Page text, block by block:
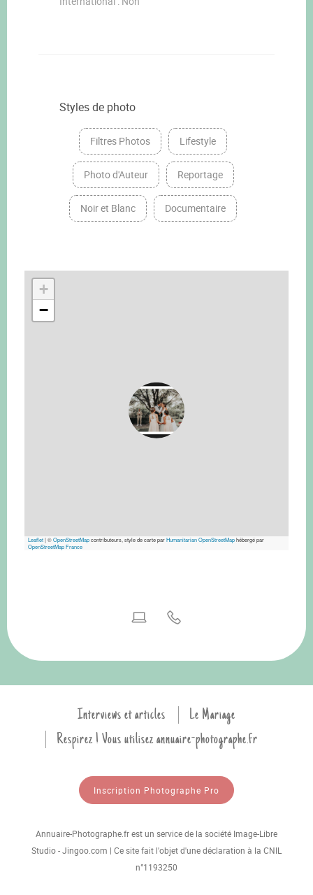
Styles de photo
Filtres Photos Lifestyle
Photo d'Auteur Reportage
Noir et Blanc Documentaire
+
−
Leaflet|©OpenStreetMapcontributeurs, style de carte parHumanitarian OpenStreetMaphébergé par
OpenStreetMap France
Interviews et articles
Le Mariage
Respirez ! Vous utilisez annuaire-photographe.fr
Inscription Photographe Pro
Annuaire-Photographe.fr est un service de la société Image-Libre
Studio - Jingoo.com | Ce site fait l'objet d'une déclaration à la CNIL
n°1193250